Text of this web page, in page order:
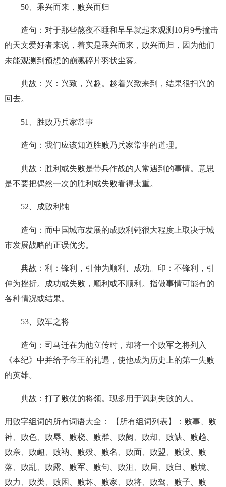
50、乘兴而来，败兴而归
造句：对于那些熬夜不睡和早早就起来观测10月9号撞击
的天文爱好者来说，着实是乘兴而来，败兴而归，因为他们
未能观测到预想的崩溅碎片羽状尘雾。
典故：兴：兴致，兴趣。趁着兴致来到，结果很扫兴的
回去。
51、胜败乃兵家常事
造句：我们应该知道胜败乃兵家常事的道理。
典故：胜利或失败是带兵作战的人常遇到的事情。意思
是不要把偶然一次的胜利或失败看得太重。
52、成败利钝
造句：而中国城市发展的成败利钝很大程度上取决于城
市发展战略的正误优劣。
典故：利：锋利，引伸为顺利、成功。印：不锋利，引
伸为挫折。成功或失败，顺利或不顺利。指做事情可能有的
各种情况或结果。
53、败军之将
造句：司马迁在为他立传时，却将一个败军之将列入
《本纪》中并给予帝王的礼遇，使他成为历史上的第一失败
的英雄。
典故：打了败仗的将领。现多用于讽刺失败的人。
用败字组词的所有词语大全： 【所有组词列表】：败事、败
神、败色、败辱、败桡、败群、败阙、败却、败缺、败趋、
败亲、败衄、败衲、败殁、败名、败面、败盟、败没、败
落、败乱、败露、败军、败句、败沮、败局、败臼、败境、
败力、败类、败困、败坏、败家、败将、败驾、败子、败